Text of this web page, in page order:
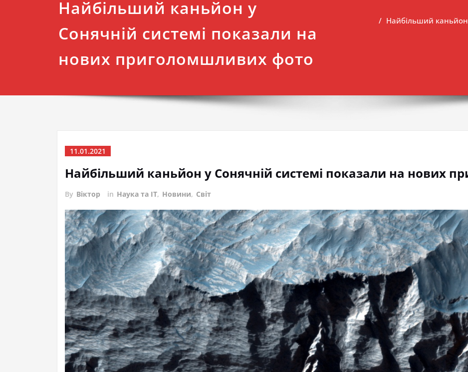
Найбільший каньйон у
Сонячній системі показали на
нових приголомшливих фото
Найбільший каньйон
11.01.2021
Найбільший каньйон у Сонячній системі показали на нових
By Віктор in Наука та IT, Новини, Світ